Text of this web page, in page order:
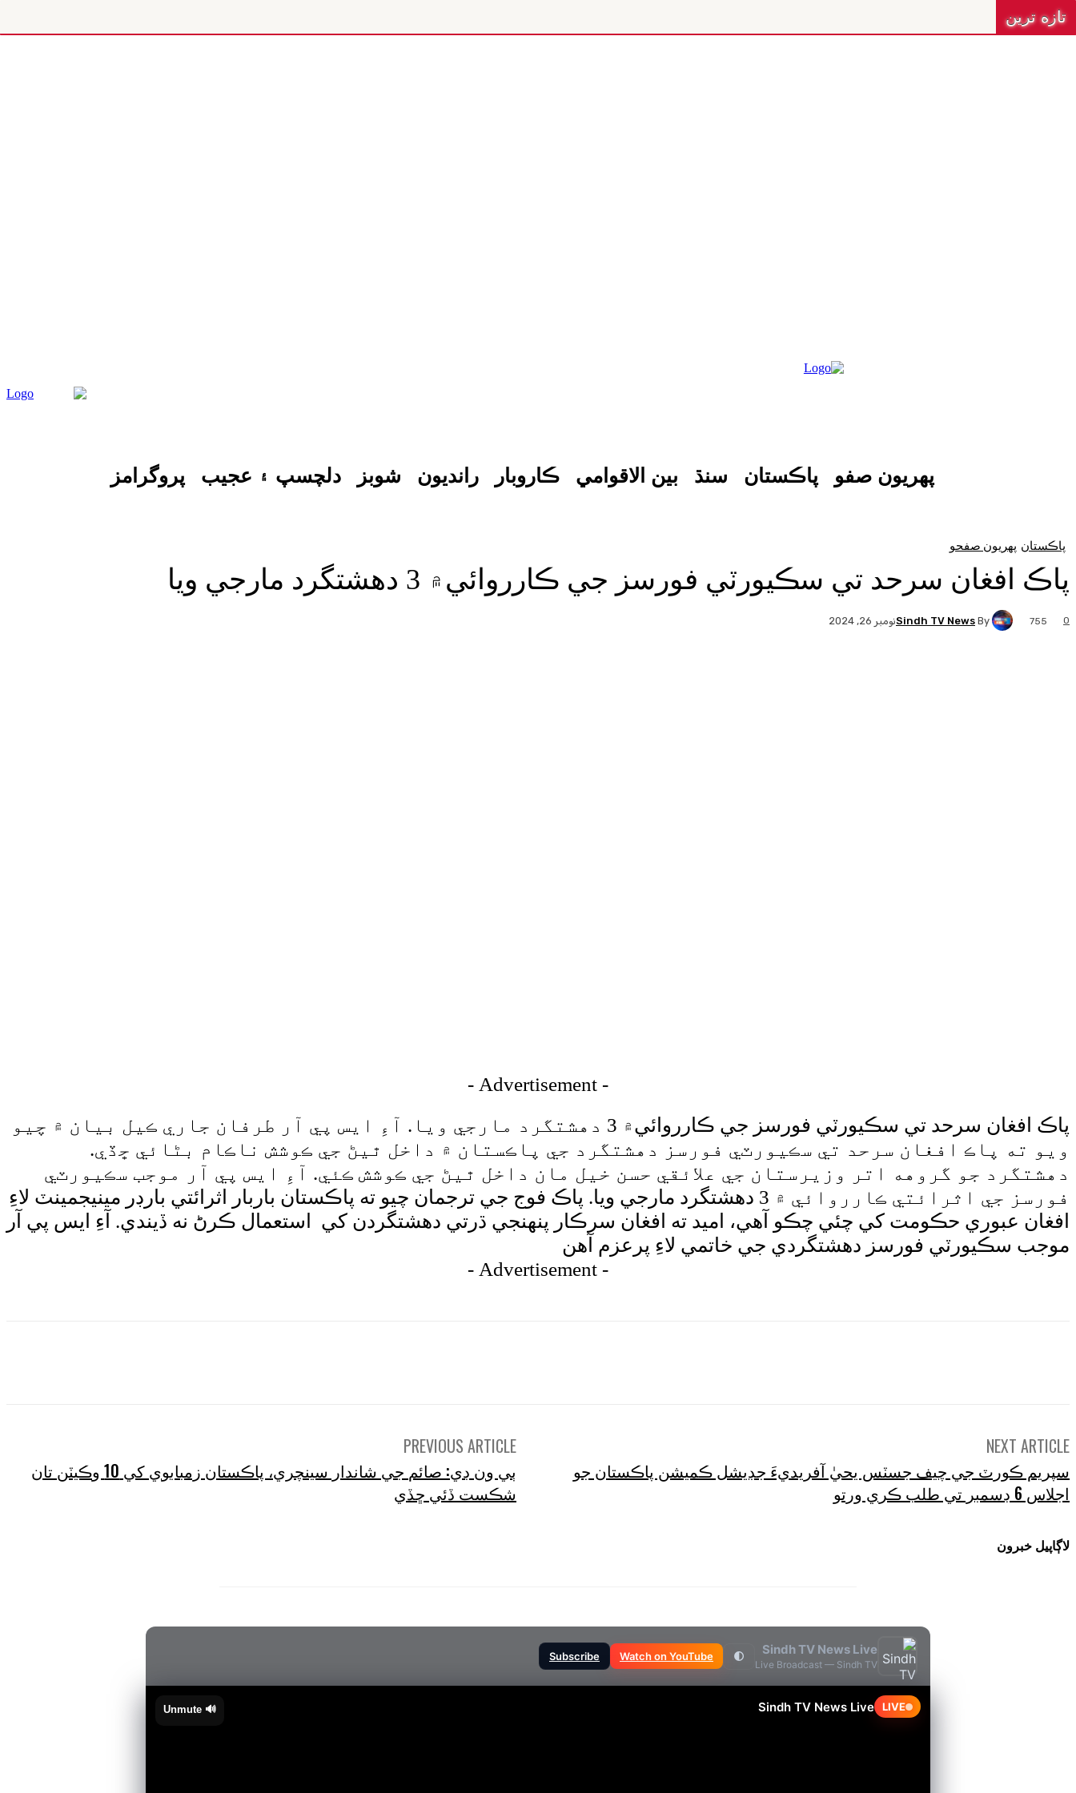
تازه ترين
پهريون صفو پاڪستان سنڌ بين الاقوامي ڪاروبار رانديون شوبز دلچسپ ۽ عجيب پروگرامز
پاڪستان پهريون صفحو
پاڪ افغان سرحد تي سڪيورٽي فورسز جي ڪارروائي۾ 3 دهشتگرد مارجي ويا
By
Sindh TV Newsنومبر 26, 2024 0
755
- Advertisement -
پاڪ افغان سرحد تي سڪيورٽي فورسز جي ڪارروائي۾ 3 دهشتگرد مارجي ويا. آءِ ايس پي آر طرفان جاري ڪيل بيان ۾ چيو
ويو ته پاڪ افغان سرحد تي سڪيورٽي فورسز دهشتگرد جي پاڪستان ۾ داخل ٿيڻ جي ڪوشش ناڪام بڻائي ڇڏي.
دهشتگرد جو گروهه اتر وزيرستان جي علائقي حسن خيل مان داخل ٿيڻ جي ڪوشش ڪئي. آءِ ايس پي آر موجب سڪيورٽي
فورسز جي اثرائتي ڪارروائي ۾ 3 دهشتگرد مارجي ويا. پاڪ فوج جي ترجمان چيو ته پاڪستان باربار اثرائتي بارڊر مينيجمينٽ لاءِ
افغان عبوري حڪومت کي چئي چڪو آهي، اميد ته افغان سرڪار پنهنجي ڌرتي دهشتگردن کي استعمال ڪرڻ نه ڏيندي. آءِ ايس پي آر
موجب سڪيورٽي فورسز دهشتگردي جي خاتمي لاءِ پرعزم آهن
- Advertisement -
PREVIOUS ARTICLE
ٻي ون ڊي: صائم جي شاندار سينچري، پاڪستان زمبابوي کي 10 وڪيٽن تان
شڪست ڏئي ڇڏي
NEXT ARTICLE
سپريم ڪورٽ جي چيف جسٽس يحيٰ آفريديءَ جڊيشل ڪميشن پاڪستان جو
اجلاس 6 ڊسمبر تي طلب ڪري ورتو
لاڳاپيل خبرون
Sindh TV News Live
Live Broadcast — Sindh TV
🌓
Watch on YouTube
Subscribe
LIVE
Sindh TV News Live
🔊 Unmute